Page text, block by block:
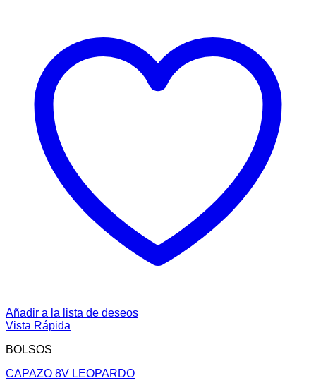
Añadir a la lista de deseos
Vista Rápida
BOLSOS
CAPAZO 8V LEOPARDO